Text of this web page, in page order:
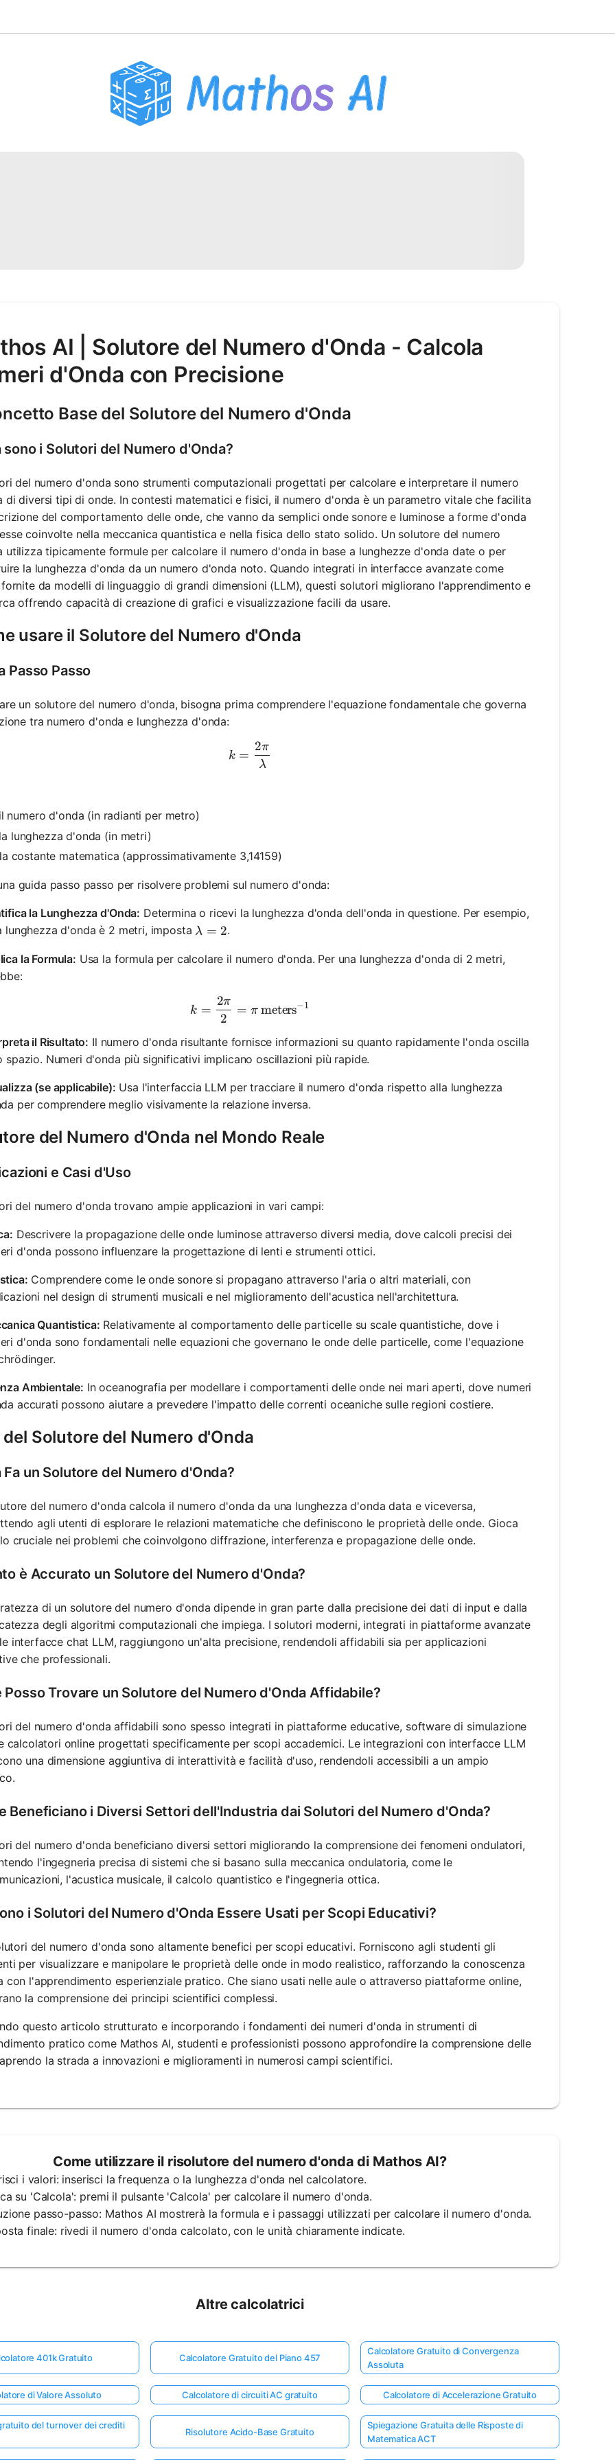
AI | Solutore del Numero d'Onda - Calcola
d'Onda con Precisione
Base del Solutore del Numero d'Onda
sono i Solutori del Numero d'Onda?
del numero d'onda sono strumenti computazionali progettati per calcolare e interpretare il numero
di diversi tipi di onde. In contesti matematici e fisici, il numero d'onda è un parametro vitale che facilita
del comportamento delle onde, che vanno da semplici onde sonore e luminose a forme d'onda
coinvolte nella meccanica quantistica e nella fisica dello stato solido. Un solutore del numero
utilizza tipicamente formule per calcolare il numero d'onda in base a lunghezze d'onda date o per
la lunghezza d'onda da un numero d'onda noto. Quando integrati in interfacce avanzate come
da modelli di linguaggio di grandi dimensioni (LLM), questi solutori migliorano l'apprendimento e
offrendo capacità di creazione di grafici e visualizzazione facili da usare.
usare il Solutore del Numero d'Onda
Passo Passo
un solutore del numero d'onda, bisogna prima comprendere l'equazione fondamentale che governa
tra numero d'onda e lunghezza d'onda:
k = \frac{2\pi}{\lambda}
k =
λ
2π
numero d'onda (in radianti per metro)
lunghezza d'onda (in metri)
costante matematica (approssimativamente 3,14159)
guida passo passo per risolvere problemi sul numero d'onda:
la Lunghezza d'Onda: Determina o ricevi la lunghezza d'onda dell'onda in questione. Per esempio,
lunghezza d'onda è 2 metri, imposta \lambda = 2
λ = 2.
la Formula: Usa la formula per calcolare il numero d'onda. Per una lunghezza d'onda di 2 metri,
k = \frac{2\pi}{2} = \pi \, \text{meters}^{-1}
k =
2
2π
= π meters−1
il Risultato: Il numero d'onda risultante fornisce informazioni su quanto rapidamente l'onda oscilla
spazio. Numeri d'onda più significativi implicano oscillazioni più rapide.
(se applicabile): Usa l'interfaccia LLM per tracciare il numero d'onda rispetto alla lunghezza
per comprendere meglio visivamente la relazione inversa.
del Numero d'Onda nel Mondo Reale
e Casi d'Uso
del numero d'onda trovano ampie applicazioni in vari campi:
Descrivere la propagazione delle onde luminose attraverso diversi media, dove calcoli precisi dei
d'onda possono influenzare la progettazione di lenti e strumenti ottici.
Comprendere come le onde sonore si propagano attraverso l'aria o altri materiali, con
nel design di strumenti musicali e nel miglioramento dell'acustica nell'architettura.
Quantistica: Relativamente al comportamento delle particelle su scale quantistiche, dove i
d'onda sono fondamentali nelle equazioni che governano le onde delle particelle, come l'equazione
Ambientale: In oceanografia per modellare i comportamenti delle onde nei mari aperti, dove numeri
accurati possono aiutare a prevedere l'impatto delle correnti oceaniche sulle regioni costiere.
del Solutore del Numero d'Onda
Fa un Solutore del Numero d'Onda?
del numero d'onda calcola il numero d'onda da una lunghezza d'onda data e viceversa,
agli utenti di esplorare le relazioni matematiche che definiscono le proprietà delle onde. Gioca
cruciale nei problemi che coinvolgono diffrazione, interferenza e propagazione delle onde.
è Accurato un Solutore del Numero d'Onda?
di un solutore del numero d'onda dipende in gran parte dalla precisione dei dati di input e dalla
degli algoritmi computazionali che impiega. I solutori moderni, integrati in piattaforme avanzate
interfacce chat LLM, raggiungono un'alta precisione, rendendoli affidabili sia per applicazioni
che professionali.
Posso Trovare un Solutore del Numero d'Onda Affidabile?
del numero d'onda affidabili sono spesso integrati in piattaforme educative, software di simulazione
calcolatori online progettati specificamente per scopi accademici. Le integrazioni con interfacce LLM
una dimensione aggiuntiva di interattività e facilità d'uso, rendendoli accessibili a un ampio
Beneficiano i Diversi Settori dell'Industria dai Solutori del Numero d'Onda?
del numero d'onda beneficiano diversi settori migliorando la comprensione dei fenomeni ondulatori,
l'ingegneria precisa di sistemi che si basano sulla meccanica ondulatoria, come le
l'acustica musicale, il calcolo quantistico e l'ingegneria ottica.
i Solutori del Numero d'Onda Essere Usati per Scopi Educativi?
del numero d'onda sono altamente benefici per scopi educativi. Forniscono agli studenti gli
per visualizzare e manipolare le proprietà delle onde in modo realistico, rafforzando la conoscenza
con l'apprendimento esperienziale pratico. Che siano usati nelle aule o attraverso piattaforme online,
la comprensione dei principi scientifici complessi.
questo articolo strutturato e incorporando i fondamenti dei numeri d'onda in strumenti di
pratico come Mathos AI, studenti e professionisti possono approfondire la comprensione delle
la strada a innovazioni e miglioramenti in numerosi campi scientifici.
Come utilizzare il risolutore del numero d'onda di Mathos AI?
i valori: inserisci la frequenza o la lunghezza d'onda nel calcolatore.
su 'Calcola': premi il pulsante 'Calcola' per calcolare il numero d'onda.
passo-passo: Mathos AI mostrerà la formula e i passaggi utilizzati per calcolare il numero d'onda.
finale: rivedi il numero d'onda calcolato, con le unità chiaramente indicate.
Altre calcolatrici
401k Gratuito Calcolatore Gratuito del Piano 457
Calcolatore Gratuito di Convergenza
Assoluta
di Valore Assoluto Calcolatore di circuiti AC gratuito Calcolatore di Accelerazione Gratuito
del turnover dei crediti
Risolutore Acido-Base Gratuito
Spiegazione Gratuita delle Risposte di
Matematica ACT